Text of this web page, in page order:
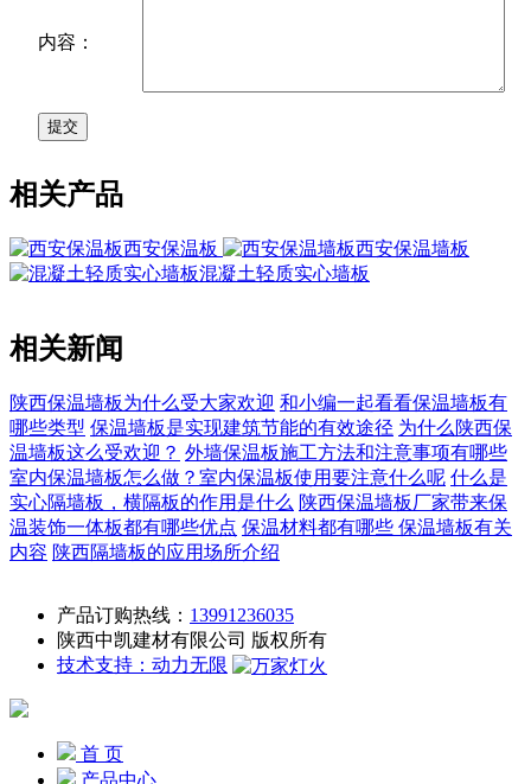
内容：
相关产品
西安保温板
西安保温墙板
混凝土轻质实心墙板
相关新闻
陕西保温墙板为什么受大家欢迎 和小编一起看看保温墙板有
哪些类型 保温墙板是实现建筑节能的有效途径 为什么陕西保
温墙板这么受欢迎？ 外墙保温板施工方法和注意事项有哪些
室内保温墙板怎么做？室内保温板使用要注意什么呢 什么是
实心隔墙板，横隔板的作用是什么 陕西保温墙板厂家带来保
温装饰一体板都有哪些优点 保温材料都有哪些 保温墙板有关
内容 陕西隔墙板的应用场所介绍
产品订购热线： 13991236035
陕西中凯建材有限公司 版权所有
技术支持：动力无限
首 页
产品中心